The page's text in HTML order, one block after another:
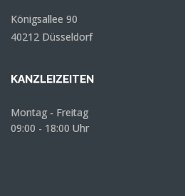
Königsallee 90
40212 Düsseldorf
KANZLEIZEITEN
Montag - Freitag
09:00 - 18:00 Uhr